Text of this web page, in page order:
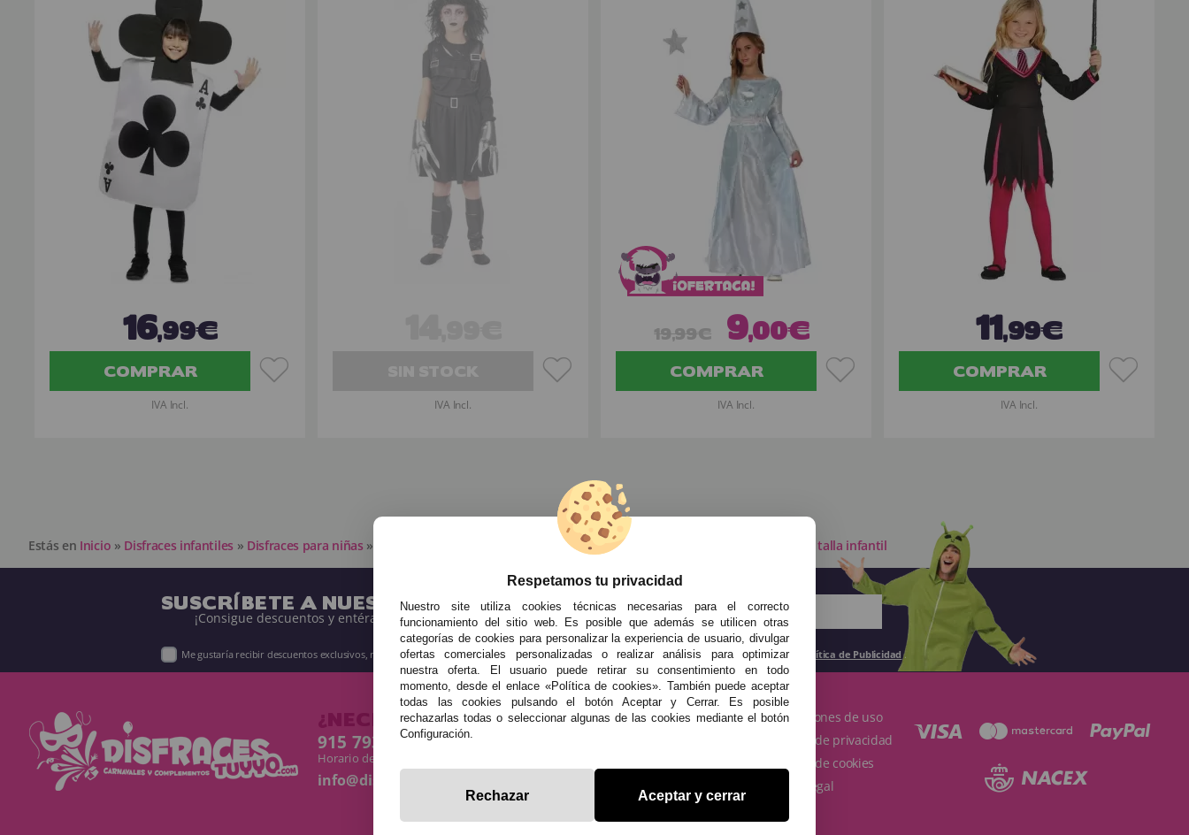
16,99€
COMPRAR
IVA Incl. IVA Incl.
19,99€ 9,00€
COMPRAR
IVA Incl.
11,99€
COMPRAR
IVA Incl.
Estás en Inicio » Disfraces infantiles » Disfraces para niñas » Disfraces de Cuentos y Cine para Niñas Disfraz Ejecutor Juego del Calamar talla infantil
SUSCRÍBETE A NUESTRA NEWSLETTER
¡Consigue descuentos y entérate de todo antes que nadie!
Me gustaría recibir descuentos exclusivos, novedades y tendencias por e-mail. Puedo darme de baja cuando quiera según lo recogido en la Política de Publicidad .
¿NECESITAS AYUDA?
915 793 695
Horario de Lunes a Sábados de 10 a 14h y de 17 a 20h
info@disfracestuyyo.com
· Quiénes somos
· Condiciones de uso
· Política de privacidad
· Política de cookies
· Aviso Legal
Respetamos tu privacidad
Nuestro site utiliza cookies técnicas necesarias para el correcto
funcionamiento del sitio web. Es posible que además se utilicen otras
categorías de cookies para personalizar la experiencia de usuario, divulgar
ofertas comerciales personalizadas o realizar análisis para optimizar
nuestra oferta. El usuario puede retirar su consentimiento en todo
momento, desde el enlace «Política de cookies». También puede aceptar
todas las cookies pulsando el botón Aceptar y Cerrar. Es posible
rechazarlas todas o seleccionar algunas de las cookies mediante el botón
Configuración.
Rechazar Aceptar y cerrar